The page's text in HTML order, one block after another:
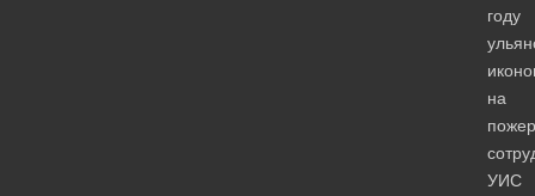
году
на
УИС